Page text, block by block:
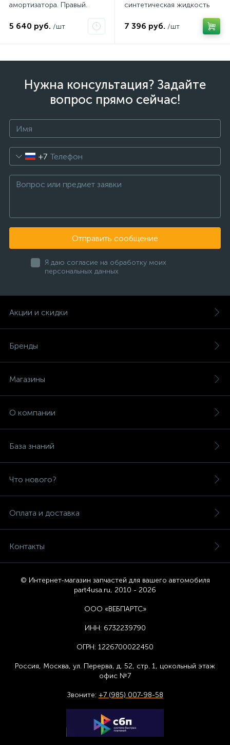
амортизатора. Правый.
5 640 руб. /шт
синтетическая жидкость
7 396 руб. /шт
Нужна консультация? Задайте
вопрос прямо сейчас!
+7
Отправить сообщение
Я даю согласие на обработку моих
персональных данных
Акции и скидки
Бренды
Магазины
О компании
База знаний
Что нового?
Оплата и доставка
Контакты
© Интернет-магазин запчастей для вашего автомобиля
part4usa.ru, 2010 - 2026
ООО «ВЕБПАРТС»
ИНН: 6732239790
ОГРН: 1226700022450
Россия, Москва, ул. Перерва, д. 52, стр. 1, цокольный этаж
офис №7
Звоните: +7 (985) 007-98-58